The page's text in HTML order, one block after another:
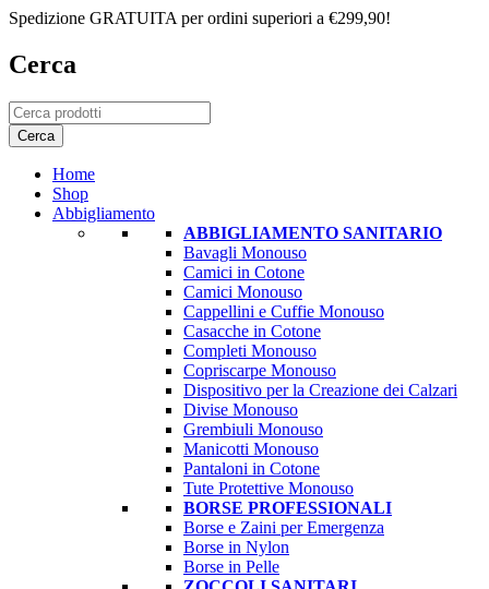
Spedizione GRATUITA per ordini superiori a €299,90!
Cerca
Home
Shop
Abbigliamento
ABBIGLIAMENTO SANITARIO
Bavagli Monouso
Camici in Cotone
Camici Monouso
Cappellini e Cuffie Monouso
Casacche in Cotone
Completi Monouso
Copriscarpe Monouso
Dispositivo per la Creazione dei Calzari
Divise Monouso
Grembiuli Monouso
Manicotti Monouso
Pantaloni in Cotone
Tute Protettive Monouso
BORSE PROFESSIONALI
Borse e Zaini per Emergenza
Borse in Nylon
Borse in Pelle